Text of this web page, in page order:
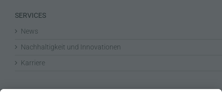
SERVICES
News
Nachhaltigkeit und Innovationen
Karriere